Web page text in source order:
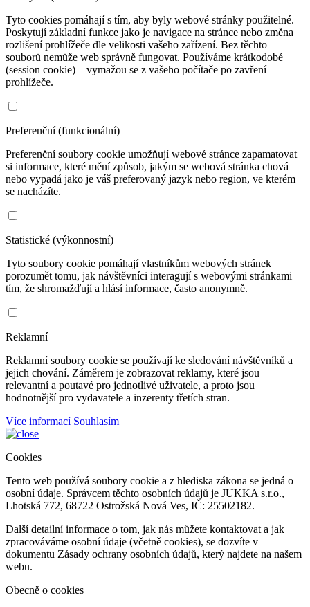
Tyto cookies pomáhají s tím, aby byly webové stránky použitelné.
Poskytují základní funkce jako je navigace na stránce nebo změna
rozlišení prohlížeče dle velikosti vašeho zařízení. Bez těchto
souborů nemůže web správně fungovat. Používáme krátkodobé
(session cookie) – vymažou se z vašeho počítače po zavření
prohlížeče.
Preferenční (funkcionální)
Preferenční soubory cookie umožňují webové stránce zapamatovat
si informace, které mění způsob, jakým se webová stránka chová
nebo vypadá jako je váš preferovaný jazyk nebo region, ve kterém
se nacházíte.
Statistické (výkonnostní)
Tyto soubory cookie pomáhají vlastníkům webových stránek
porozumět tomu, jak návštěvníci interagují s webovými stránkami
tím, že shromažďují a hlásí informace, často anonymně.
Reklamní
Reklamní soubory cookie se používají ke sledování návštěvníků a
jejich chování. Záměrem je zobrazovat reklamy, které jsou
relevantní a poutavé pro jednotlivé uživatele, a proto jsou
hodnotnější pro vydavatele a inzerenty třetích stran.
Více informací Souhlasím
Cookies
Tento web používá soubory cookie a z hlediska zákona se jedná o
osobní údaje. Správcem těchto osobních údajů je JUKKA s.r.o.,
Lhotská 772, 68722 Ostrožská Nová Ves, IČ: 25502182.
Další detailní informace o tom, jak nás můžete kontaktovat a jak
zpracováváme osobní údaje (včetně cookies), se dozvíte v
dokumentu Zásady ochrany osobních údajů, který najdete na našem
webu.
Obecně o cookies